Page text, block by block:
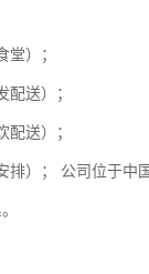
堂）；
配送）；
配送）；
）； 公司位于